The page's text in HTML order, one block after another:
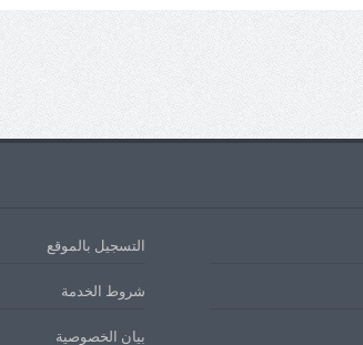
التسجيل بالموقع
شروط الخدمة
بيان الخصوصية